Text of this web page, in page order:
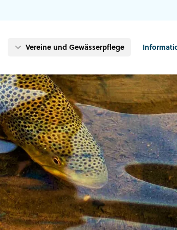
Vereine und Gewässerpflege